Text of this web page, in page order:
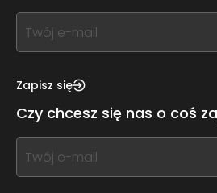
If
you
this,
this
form
field
blank
Zapisz się
Czy chcesz się nas o coś
If
you